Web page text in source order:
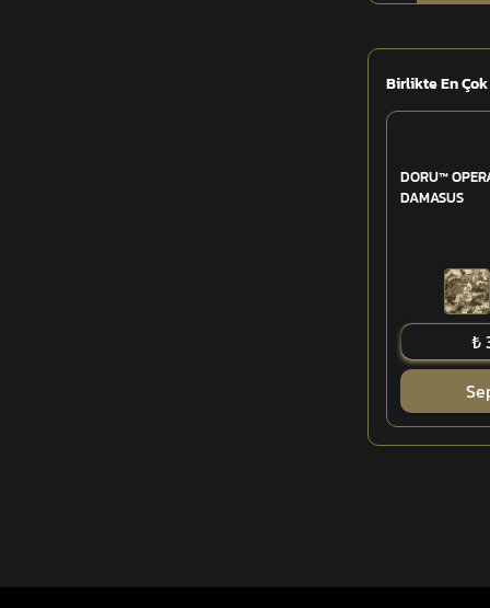
Birlikte En
DORU™
DAMASUS
₺